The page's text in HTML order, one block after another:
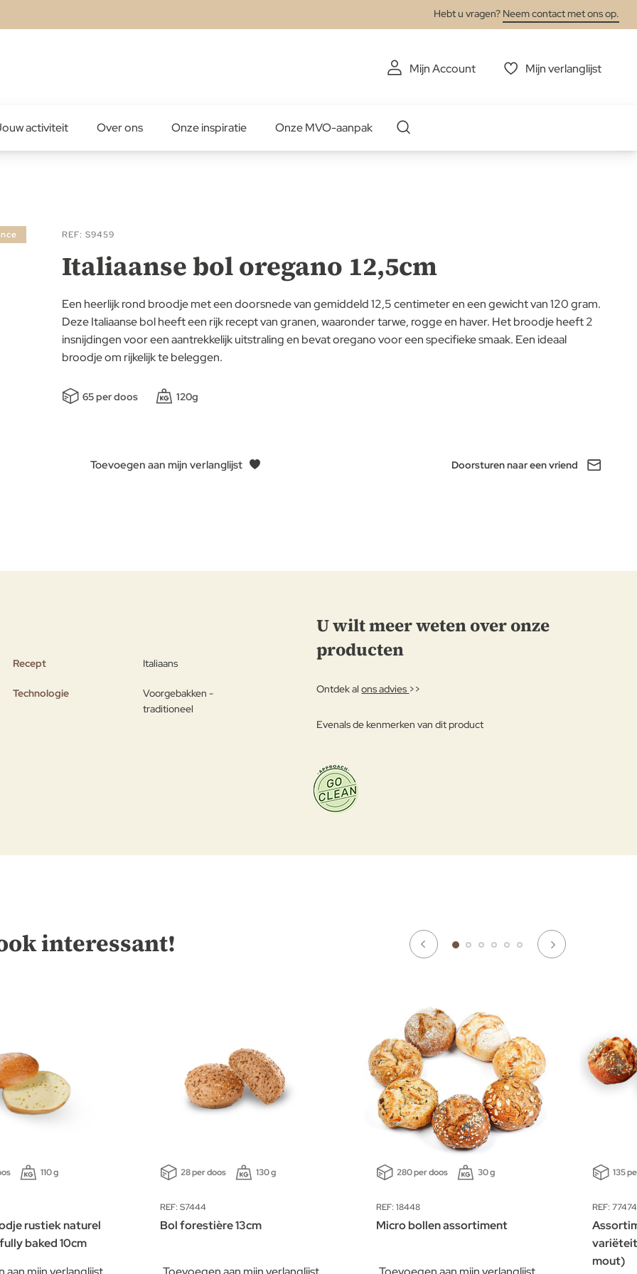
Hebt u vragen? Neem contact met ons op.
Mijn Account Mijn verlanglijst
activiteit Over ons Onze inspiratie Onze MVO-aanpak
REF S9459
Italiaanse bol oregano 12,5cm
Een heerlijk rond broodje met een doorsnede van gemiddeld 12,5 centimeter en een gewicht van 120 gram.
Deze Italiaanse bol heeft een rijk recept van granen, waaronder tarwe, rogge en haver. Het broodje heeft 2
insnijdingen voor een aantrekkelijk uitstraling en bevat oregano voor een specifieke smaak. Een ideaal
broodje om rijkelijk te beleggen.
65 per doos 120g
Toevoegen aan mijn verlanglijst Doorsturen naar een vriend
Recept Italiaans
Technologie
Voorgebakken -
traditioneel
U wilt meer weten over onze
producten
Ontdek alons advies >>
Evenals de kenmerken van dit product
interessant!
110 g
rustiek naturel
baked 10cm
28 per doos 130 g
REF: S7444
Bol forestière 13cm
280 per doos 30 g
REF: 18448
Micro bollen assortiment
135
REF: 77474
mout)